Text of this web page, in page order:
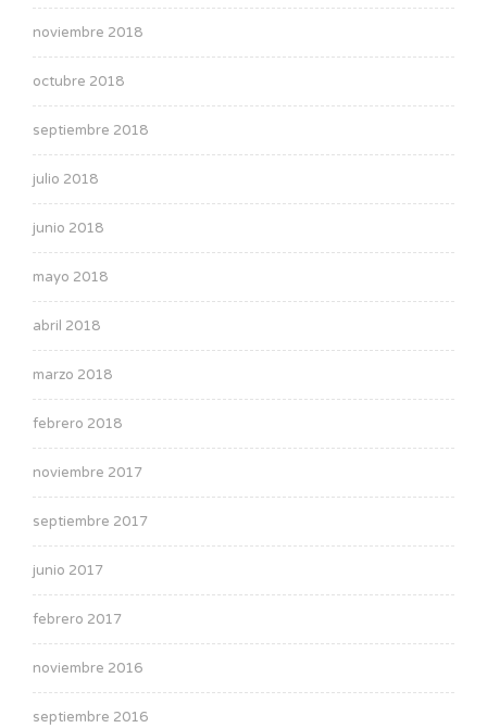
noviembre 2018
octubre 2018
septiembre 2018
julio 2018
junio 2018
mayo 2018
abril 2018
marzo 2018
febrero 2018
noviembre 2017
septiembre 2017
junio 2017
febrero 2017
noviembre 2016
septiembre 2016